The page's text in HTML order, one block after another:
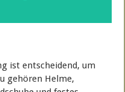
ist entscheidend, um
gehören Helme,